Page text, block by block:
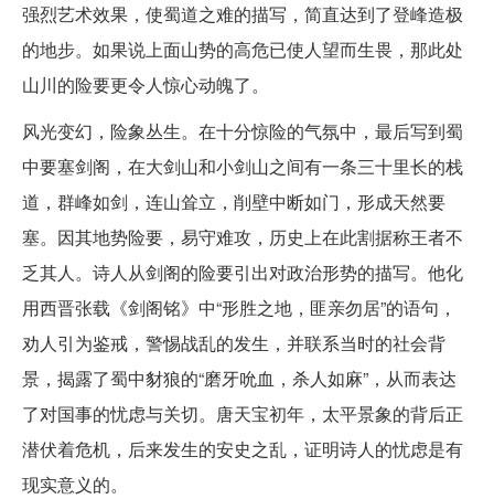
强烈艺术效果，使蜀道之难的描写，简直达到了登峰造极
的地步。如果说上面山势的高危已使人望而生畏，那此处
山川的险要更令人惊心动魄了。
风光变幻，险象丛生。在十分惊险的气氛中，最后写到蜀
中要塞剑阁，在大剑山和小剑山之间有一条三十里长的栈
道，群峰如剑，连山耸立，削壁中断如门，形成天然要
塞。因其地势险要，易守难攻，历史上在此割据称王者不
乏其人。诗人从剑阁的险要引出对政治形势的描写。他化
用西晋张载《剑阁铭》中“形胜之地，匪亲勿居”的语句，
劝人引为鉴戒，警惕战乱的发生，并联系当时的社会背
景，揭露了蜀中豺狼的“磨牙吮血，杀人如麻”，从而表达
了对国事的忧虑与关切。唐天宝初年，太平景象的背后正
潜伏着危机，后来发生的安史之乱，证明诗人的忧虑是有
现实意义的。